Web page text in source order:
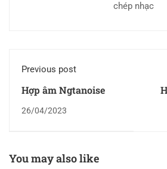
chép nhạc
Previous post
Hợp âm Ngtanoise
26/04/2023
You may also like